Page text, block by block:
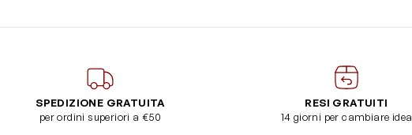
SPEDIZIONE GRATUITA
per ordini superiori a €50
RESI GRATUITI
14 giorni per cambiare idea